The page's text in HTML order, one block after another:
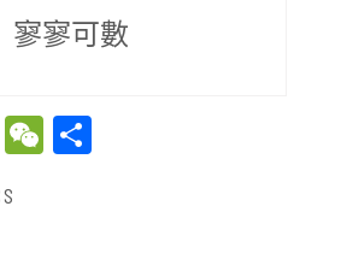
寥寥可數
LineWeChat